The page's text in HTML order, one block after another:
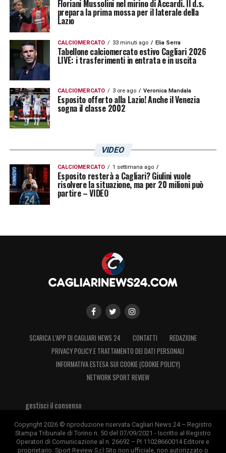
per la salvezza, anche in una partita
difficile contro una delle formazioni più
temibili del campionato Primavera 1.
Ultimissime Cagliari LIVE: i voti dei
quotidiani sportivi, la moviola degli episodi
Floriani Mussolini nel mirino di Accardi. Il d.s.
prepara la prima mossa per il laterale della
Lazio
CALCIOMERCATO 33 minuti ago Elia Serra
Tabellone calciomercato estivo Cagliari 2026
LIVE: i trasferimenti in entrata e in uscita
CALCIOMERCATO 3 ore ago Veronica Mandala
Esposito offerto alla Lazio! Anche il Venezia
sogna il classe 2002
VIDEO
CALCIOMERCATO 1 settimana ago
Esposito resterà a Cagliari? Giulini vuole
risolvere la situazione, ma per 20 milioni può
partire – VIDEO
SCARICA L’APP DI CAGLIARI NEWS 24 CONTATTI
REDAZIONE
PRIVACY POLICY E TRATTAMENTO DEI DATI PERSONALI
INFORMATIVA ESTESA SUI COOKIE (COOKIE POLICY)
NETWORK SPORT REVIEW
gestisci il consenso
Copyright 2026 © riproduzione riservata Cagliari News 24 – Registro
Stampa Tribunale di Torino n. 50 del 07/09/2021 - Iscritto al Registro
Operatori di Comunicazione al n. 26692 – PI 11028660014 Editore e
proprietario: Sport Review S.r.l Sito non ufficiale, non autorizzato o